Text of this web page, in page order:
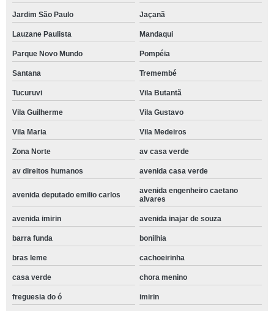
Jardim São Paulo Jaçanã
Lauzane Paulista Mandaqui
Parque Novo Mundo Pompéia
Santana Tremembé
Tucuruvi Vila Butantã
Vila Guilherme Vila Gustavo
Vila Maria Vila Medeiros
Zona Norte av casa verde
av direitos humanos avenida casa verde
avenida deputado emilio carlos
avenida engenheiro caetano
alvares
avenida imirin avenida inajar de souza
barra funda bonilhia
bras leme cachoeirinha
casa verde chora menino
freguesia do ó imirin